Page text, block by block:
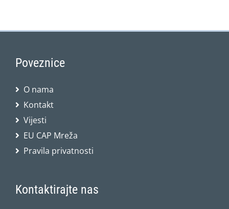
Poveznice
O nama
Kontakt
Vijesti
EU CAP Mreža
Pravila privatnosti
Kontaktirajte nas